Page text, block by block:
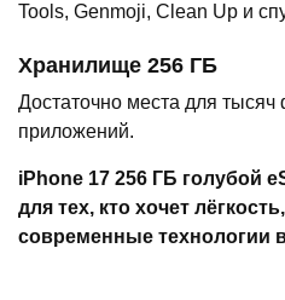
Tools, Genmoji, Clean Up и
Хранилище 256 ГБ
Достаточно места для
приложений.
iPhone 17 256 ГБ голубой
для тех, кто хочет
современные технологии